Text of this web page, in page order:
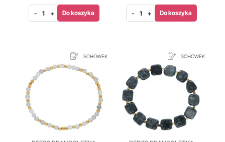
- + Do koszyka - + Do koszyka
SCHOWEK SCHOWEK